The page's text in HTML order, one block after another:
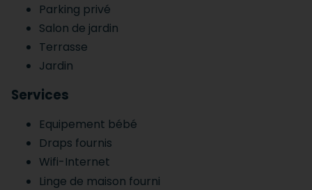
Parking privé
Salon de jardin
Terrasse
Jardin
Services
Equipement bébé
Draps fournis
Wifi-Internet
Linge de maison fourni